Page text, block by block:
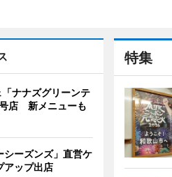
特集
ナナズグリーンテ
店 新メニューも
ーズンズ」直営ケ
アップ出店